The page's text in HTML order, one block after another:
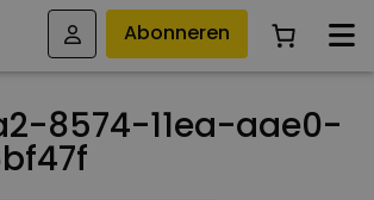
Abonneren
8574-11ea-aae0-